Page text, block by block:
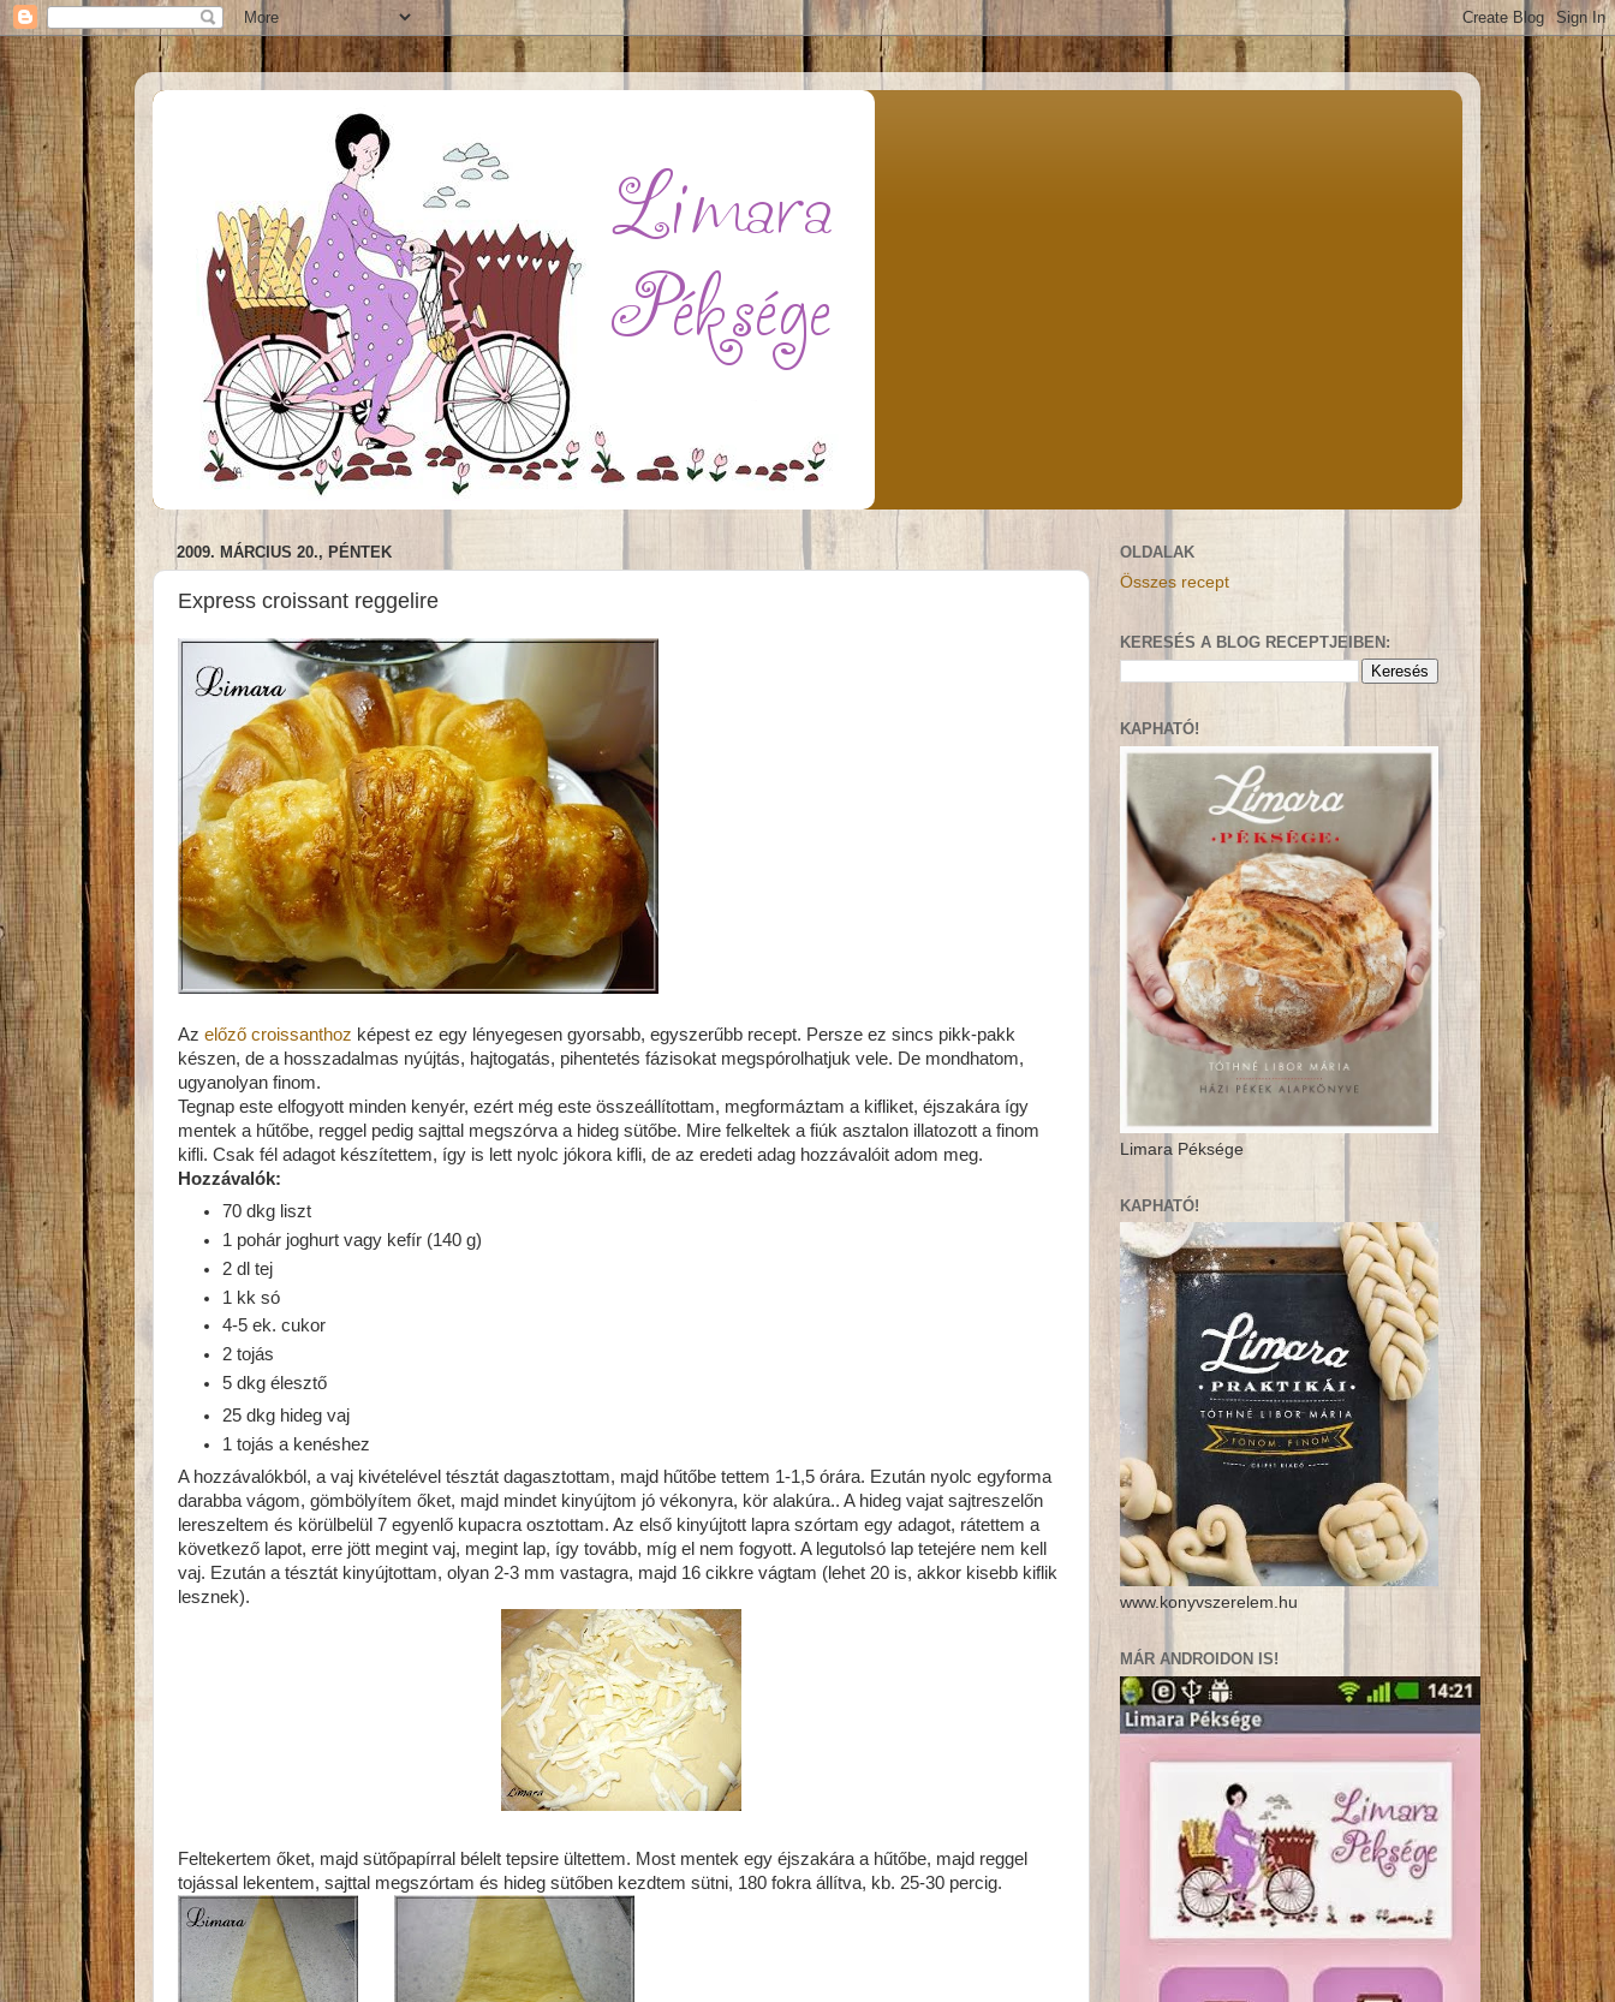
2009. MÁRCIUS 20., PÉNTEK
Express croissant reggelire
Az előző croissanthoz képest ez egy lényegesen gyorsabb, egyszerűbb recept. Persze ez sincs pikk-pakk
készen, de a hosszadalmas nyújtás, hajtogatás, pihentetés fázisokat megspórolhatjuk vele. De mondhatom,
ugyanolyan finom.
Tegnap este elfogyott minden kenyér, ezért még este összeállítottam, megformáztam a kifliket, éjszakára így
mentek a hűtőbe, reggel pedig sajttal megszórva a hideg sütőbe. Mire felkeltek a fiúk asztalon illatozott a finom
kifli. Csak fél adagot készítettem, így is lett nyolc jókora kifli, de az eredeti adag hozzávalóit adom meg.
Hozzávalók:
70 dkg liszt
1 pohár joghurt vagy kefír (140 g)
2 dl tej
1 kk só
4-5 ek. cukor
2 tojás
5 dkg élesztő
25 dkg hideg vaj
1 tojás a kenéshez
A hozzávalókból, a vaj kivételével tésztát dagasztottam, majd hűtőbe tettem 1-1,5 órára. Ezután nyolc egyforma
darabba vágom, gömbölyítem őket, majd mindet kinyújtom jó vékonyra, kör alakúra.. A hideg vajat sajtreszelőn
lereszeltem és körülbelül 7 egyenlő kupacra osztottam. Az első kinyújtott lapra szórtam egy adagot, rátettem a
következő lapot, erre jött megint vaj, megint lap, így tovább, míg el nem fogyott. A legutolsó lap tetejére nem kell
vaj. Ezután a tésztát kinyújtottam, olyan 2-3 mm vastagra, majd 16 cikkre vágtam (lehet 20 is, akkor kisebb kiflik
lesznek).
Feltekertem őket, majd sütőpapírral bélelt tepsire ültettem. Most mentek egy éjszakára a hűtőbe, majd reggel
tojással lekentem, sajttal megszórtam és hideg sütőben kezdtem sütni, 180 fokra állítva, kb. 25-30 percig.
OLDALAK
Összes recept
KERESÉS A BLOG RECEPTJEIBEN:
KAPHATÓ!
Limara Péksége
KAPHATÓ!
www.konyvszerelem.hu
MÁR ANDROIDON IS!